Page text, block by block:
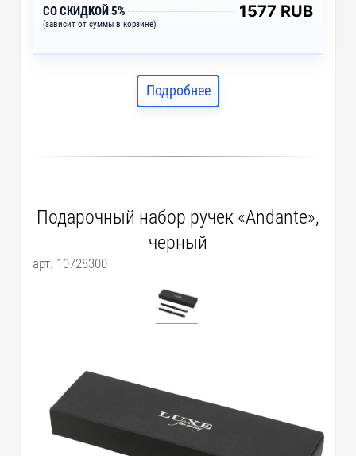
СО СКИДКОЙ 5%
(зависит от суммы в корзине)
1577 RUB
Подробнее
Подарочный набор ручек «Andante»,
черный
арт. 10728300